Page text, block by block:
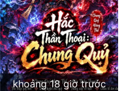
khoảng 18 giờ trước